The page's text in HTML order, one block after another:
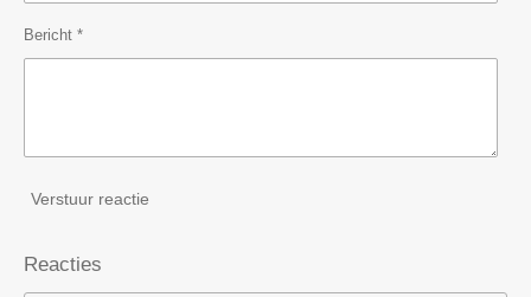
Bericht *
Verstuur reactie
Reacties